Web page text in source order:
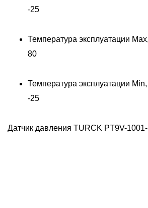
-25
Температура эксплуатации
80
Температура эксплуатации Min,
-25
Датчик давления TURCK PT9V-